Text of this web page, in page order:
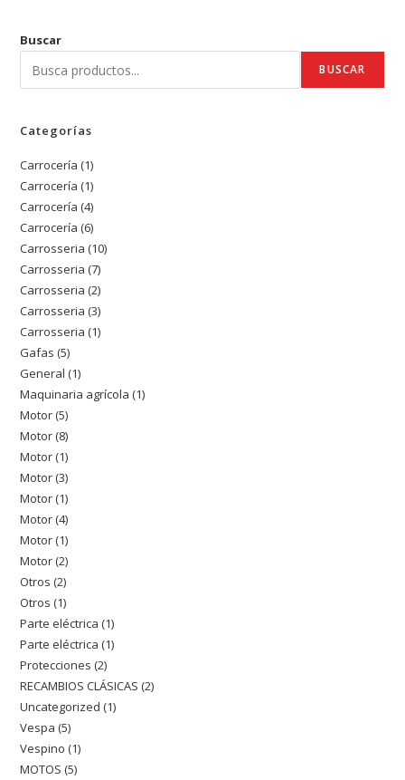
Buscar
BUSCAR
Categorías
Carrocería 11
producto
Carrocería 11
producto
Carrocería 44
productos
Carrocería 66
productos
Carrosseria 1010
Carrosseria 77
productos
Carrosseria 22
productos
Carrosseria 33
productos
Carrosseria 11
Gafas 55
productos
General 11
producto
Maquinaria agrícola 11
Motor 55
productos
Motor 88
productos
Motor 11
producto
Motor 33
productos
Motor 11
producto
Motor 44
productos
Motor 11
producto
Motor 22
productos
Otros 22
productos
Otros 11
producto
Parte eléctrica 11
producto
Parte eléctrica 11
Protecciones 22
productos
RECAMBIOS CLÁSICAS 22
Uncategorized 11
Vespa 55
productos
Vespino 11
MOTOS 55